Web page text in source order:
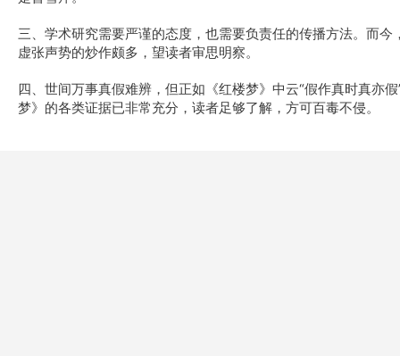
三、学术研究需要严谨的态度，也需要负责任的传播方法。而今
虚张声势的炒作颇多，望读者审思明察。
四、世间万事真假难辨，但正如《红楼梦》中云“假作真时真亦
梦》的各类证据已非常充分，读者足够了解，方可百毒不侵。